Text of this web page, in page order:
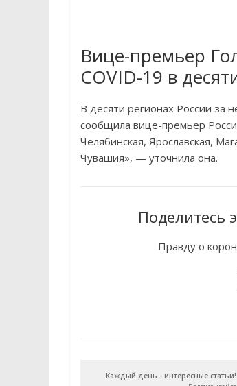
Вице-премьер
COVID-19 в
В десяти регионах России за
сообщила вице-премьер
Челябинская, Ярославская,
Чувашия», — уточнила она.
Поделитесь
Правду о
Каждый день - интересные статьи!